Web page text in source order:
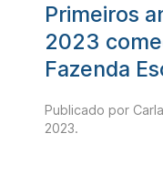
Primeiros
2023
Fazenda
Publicado por
2023.